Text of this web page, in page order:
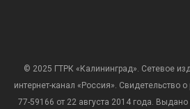
© 2025 ГТРК «Калининград». Сетевое
интернет-канал «Россия».
77-59166 от 22 августа 2014 года.